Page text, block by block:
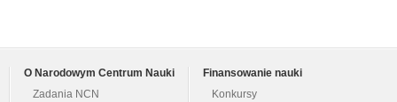
O Narodowym Centrum Nauki
Zadania NCN
Finansowanie nauki
Konkursy